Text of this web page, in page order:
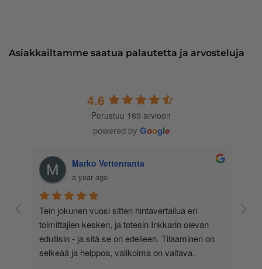
Asiakkailtamme saatua palautetta ja arvosteluja
4.6
Perustuu 169 arvioon
powered by Google
Marko Vettenranta
a year ago
Tein jokunen vuosi sitten hintavertailua eri
toimittajien kesken, ja totesin Inkkarin olevan
edullisin - ja sitä se on edelleen. Tilaaminen on
selkeää ja helppoa, valikoima on valtava,